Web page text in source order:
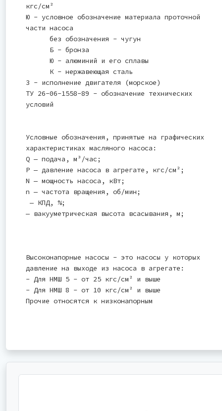
кгс/см²
Ю - условное обозначение материала проточной
части насоса
без обозначения - чугун
Б - бронза
Ю - алюминий и его сплавы
К - нержавеющая сталь
3 - исполнение двигателя (морское)
ТУ 26-06-1558-89 - обозначение технических
условий
Условные обозначения, принятые на графических
характеристиках масляного насоса:
Q — подача, м³/час;
Р — давление насоса в агрегате, кгс/см²;
N — мощность насоса, кВт;
n — частота вращения, об/мин;
— КПД, %;
— вакууметрическая высота всасывания, м;
Высоконапорные насосы - это насосы у которых
давление на выходе из насоса в агрегате:
- Для НМШ 5 - от 25 кгс/см² и выше
- Для НМШ 8 - от 10 кгс/см² и выше
Прочие относятся к низконапорным